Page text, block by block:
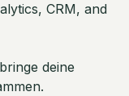
CRM, and
deine